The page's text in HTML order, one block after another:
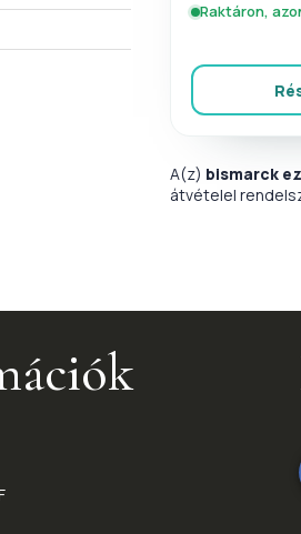
Raktáron,
A(z) bismarck
átvételel